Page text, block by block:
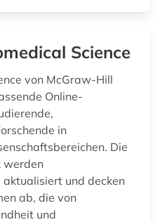
(15)
Science
von McGraw-Hill
Online-
in
Die
werden
und decken
ab, die von
und